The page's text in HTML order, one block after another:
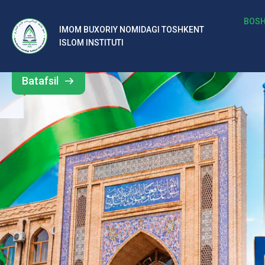
IMOM BUXORIY NOMIDAGI TOSHKENT
ISLOM INSTITUTI
b
al
ar
o‘
rt
a
si
d
Barcha
yangiliklar
Batafsil